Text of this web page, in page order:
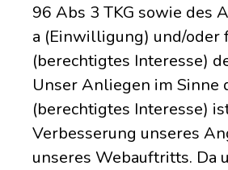
96 Abs 3 TKG sowie des
a (Einwilligung) und/oder
(berechtigtes Interesse)
Unser Anliegen im Sinne
(berechtigtes Interesse)
Verbesserung unseres
unseres Webauftritts. Da